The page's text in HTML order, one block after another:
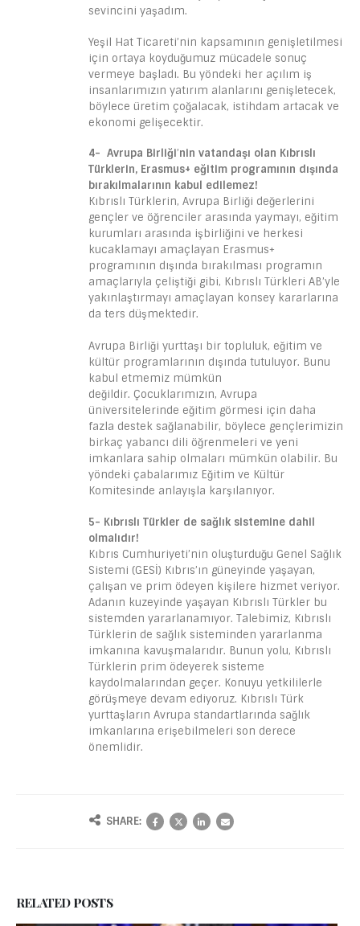
sevincini yaşadım.
Yeşil Hat Ticareti’nin kapsamının genişletilmesi
için ortaya koyduğumuz mücadele sonuç
vermeye başladı. Bu yöndeki her açılım iş
insanlarımızın yatırım alanlarını genişletecek,
böylece üretim çoğalacak, istihdam artacak ve
ekonomi gelişecektir.
4- Avrupa Birliği’nin vatandaşı olan Kıbrıslı
Türklerin, Erasmus+ eğitim programının dışında
bırakılmalarının kabul edilemez!
Kıbrıslı Türklerin, Avrupa Birliği değerlerini
gençler ve öğrenciler arasında yaymayı, eğitim
kurumları arasında işbirliğini ve herkesi
kucaklamayı amaçlayan Erasmus+
programının dışında bırakılması programın
amaçlarıyla çeliştiği gibi, Kıbrıslı Türkleri AB’yle
yakınlaştırmayı amaçlayan konsey kararlarına
da ters düşmektedir.
Avrupa Birliği yurttaşı bir topluluk, eğitim ve
kültür programlarının dışında tutuluyor. Bunu
kabul etmemiz mümkün
değildir. Çocuklarımızın, Avrupa
üniversitelerinde eğitim görmesi için daha
fazla destek sağlanabilir, böylece gençlerimizin
birkaç yabancı dili öğrenmeleri ve yeni
imkanlara sahip olmaları mümkün olabilir. Bu
yöndeki çabalarımız Eğitim ve Kültür
Komitesinde anlayışla karşılanıyor.
5- Kıbrıslı Türkler de sağlık sistemine dahil
olmalıdır!
Kıbrıs Cumhuriyeti’nin oluşturduğu Genel Sağlık
Sistemi (GESİ) Kıbrıs’ın güneyinde yaşayan,
çalışan ve prim ödeyen kişilere hizmet veriyor.
Adanın kuzeyinde yaşayan Kıbrıslı Türkler bu
sistemden yararlanamıyor. Talebimiz, Kıbrıslı
Türklerin de sağlık sisteminden yararlanma
imkanına kavuşmalarıdır. Bunun yolu, Kıbrıslı
Türklerin prim ödeyerek sisteme
kaydolmalarından geçer. Konuyu yetkililerle
görüşmeye devam ediyoruz. Kıbrıslı Türk
yurttaşların Avrupa standartlarında sağlık
imkanlarına erişebilmeleri son derece
önemlidir.
SHARE:
RELATEDPOSTS